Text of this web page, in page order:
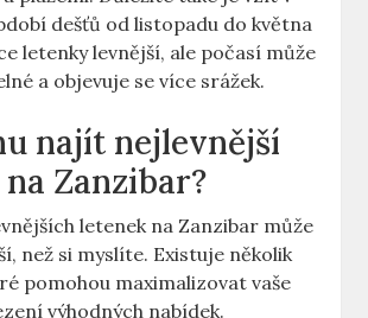
dešťů od listopadu do května
letenky levnější, ale počasí může
a objevuje se více srážek.
najít nejlevnější
Zanzibar?
letenek na Zanzibar může
než si myslíte. Existuje několik
pomohou maximalizovat vaše
výhodných nabídek.